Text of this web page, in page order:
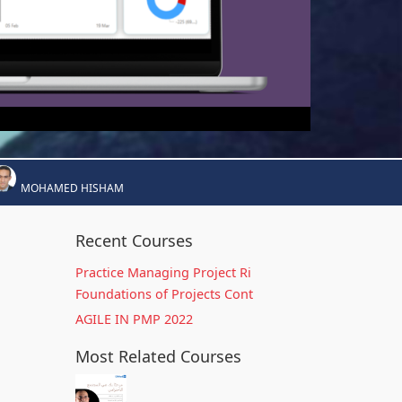
MOHAMED HISHAM
Recent Courses
Practice Managing Project Ri
Foundations of Projects Cont
AGILE IN PMP 2022
Most Related Courses